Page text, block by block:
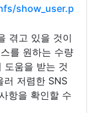
show_user.p
겪고 있을 것이
를 원하는 수량
도움을 받는 것
러 저렴한 SNS
항을 확인할 수